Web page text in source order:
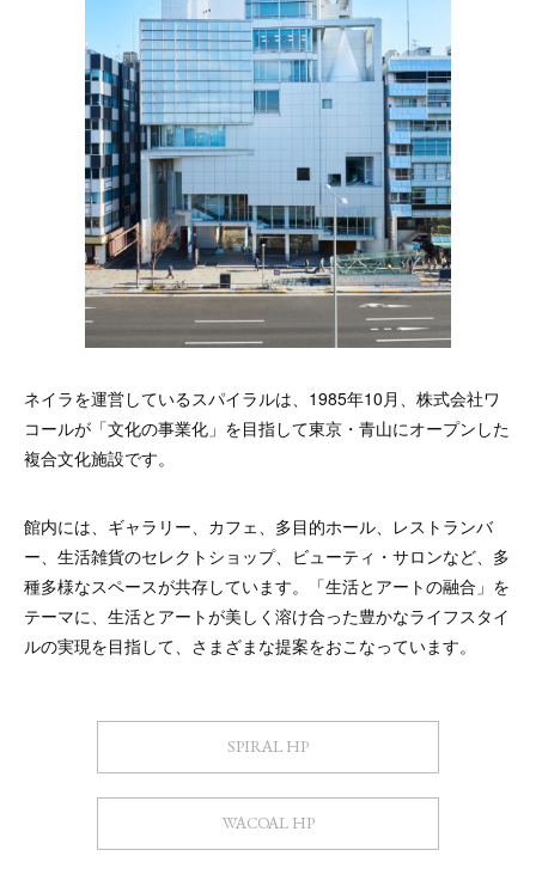
ネイラを運営しているスパイラルは、1985年10月、株式会社ワ
コールが「文化の事業化」を目指して東京・青山にオープンした
複合文化施設です。
館内には、ギャラリー、カフェ、多目的ホール、レストランバ
ー、生活雑貨のセレクトショップ、ビューティ・サロンなど、多
種多様なスペースが共存しています。「生活とアートの融合」を
テーマに、生活とアートが美しく溶け合った豊かなライフスタイ
ルの実現を目指して、さまざまな提案をおこなっています。
SPIRAL HP
WACOAL HP